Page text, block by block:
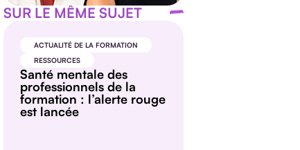
SUR LE MÊME SUJET
ACTUALITÉ DE LA FORMATION
RESSOURCES
Santé mentale des
professionnels de la
formation : l’alerte rouge
est lancée